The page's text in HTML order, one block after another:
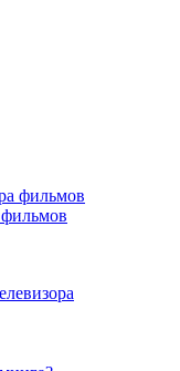
фильмов